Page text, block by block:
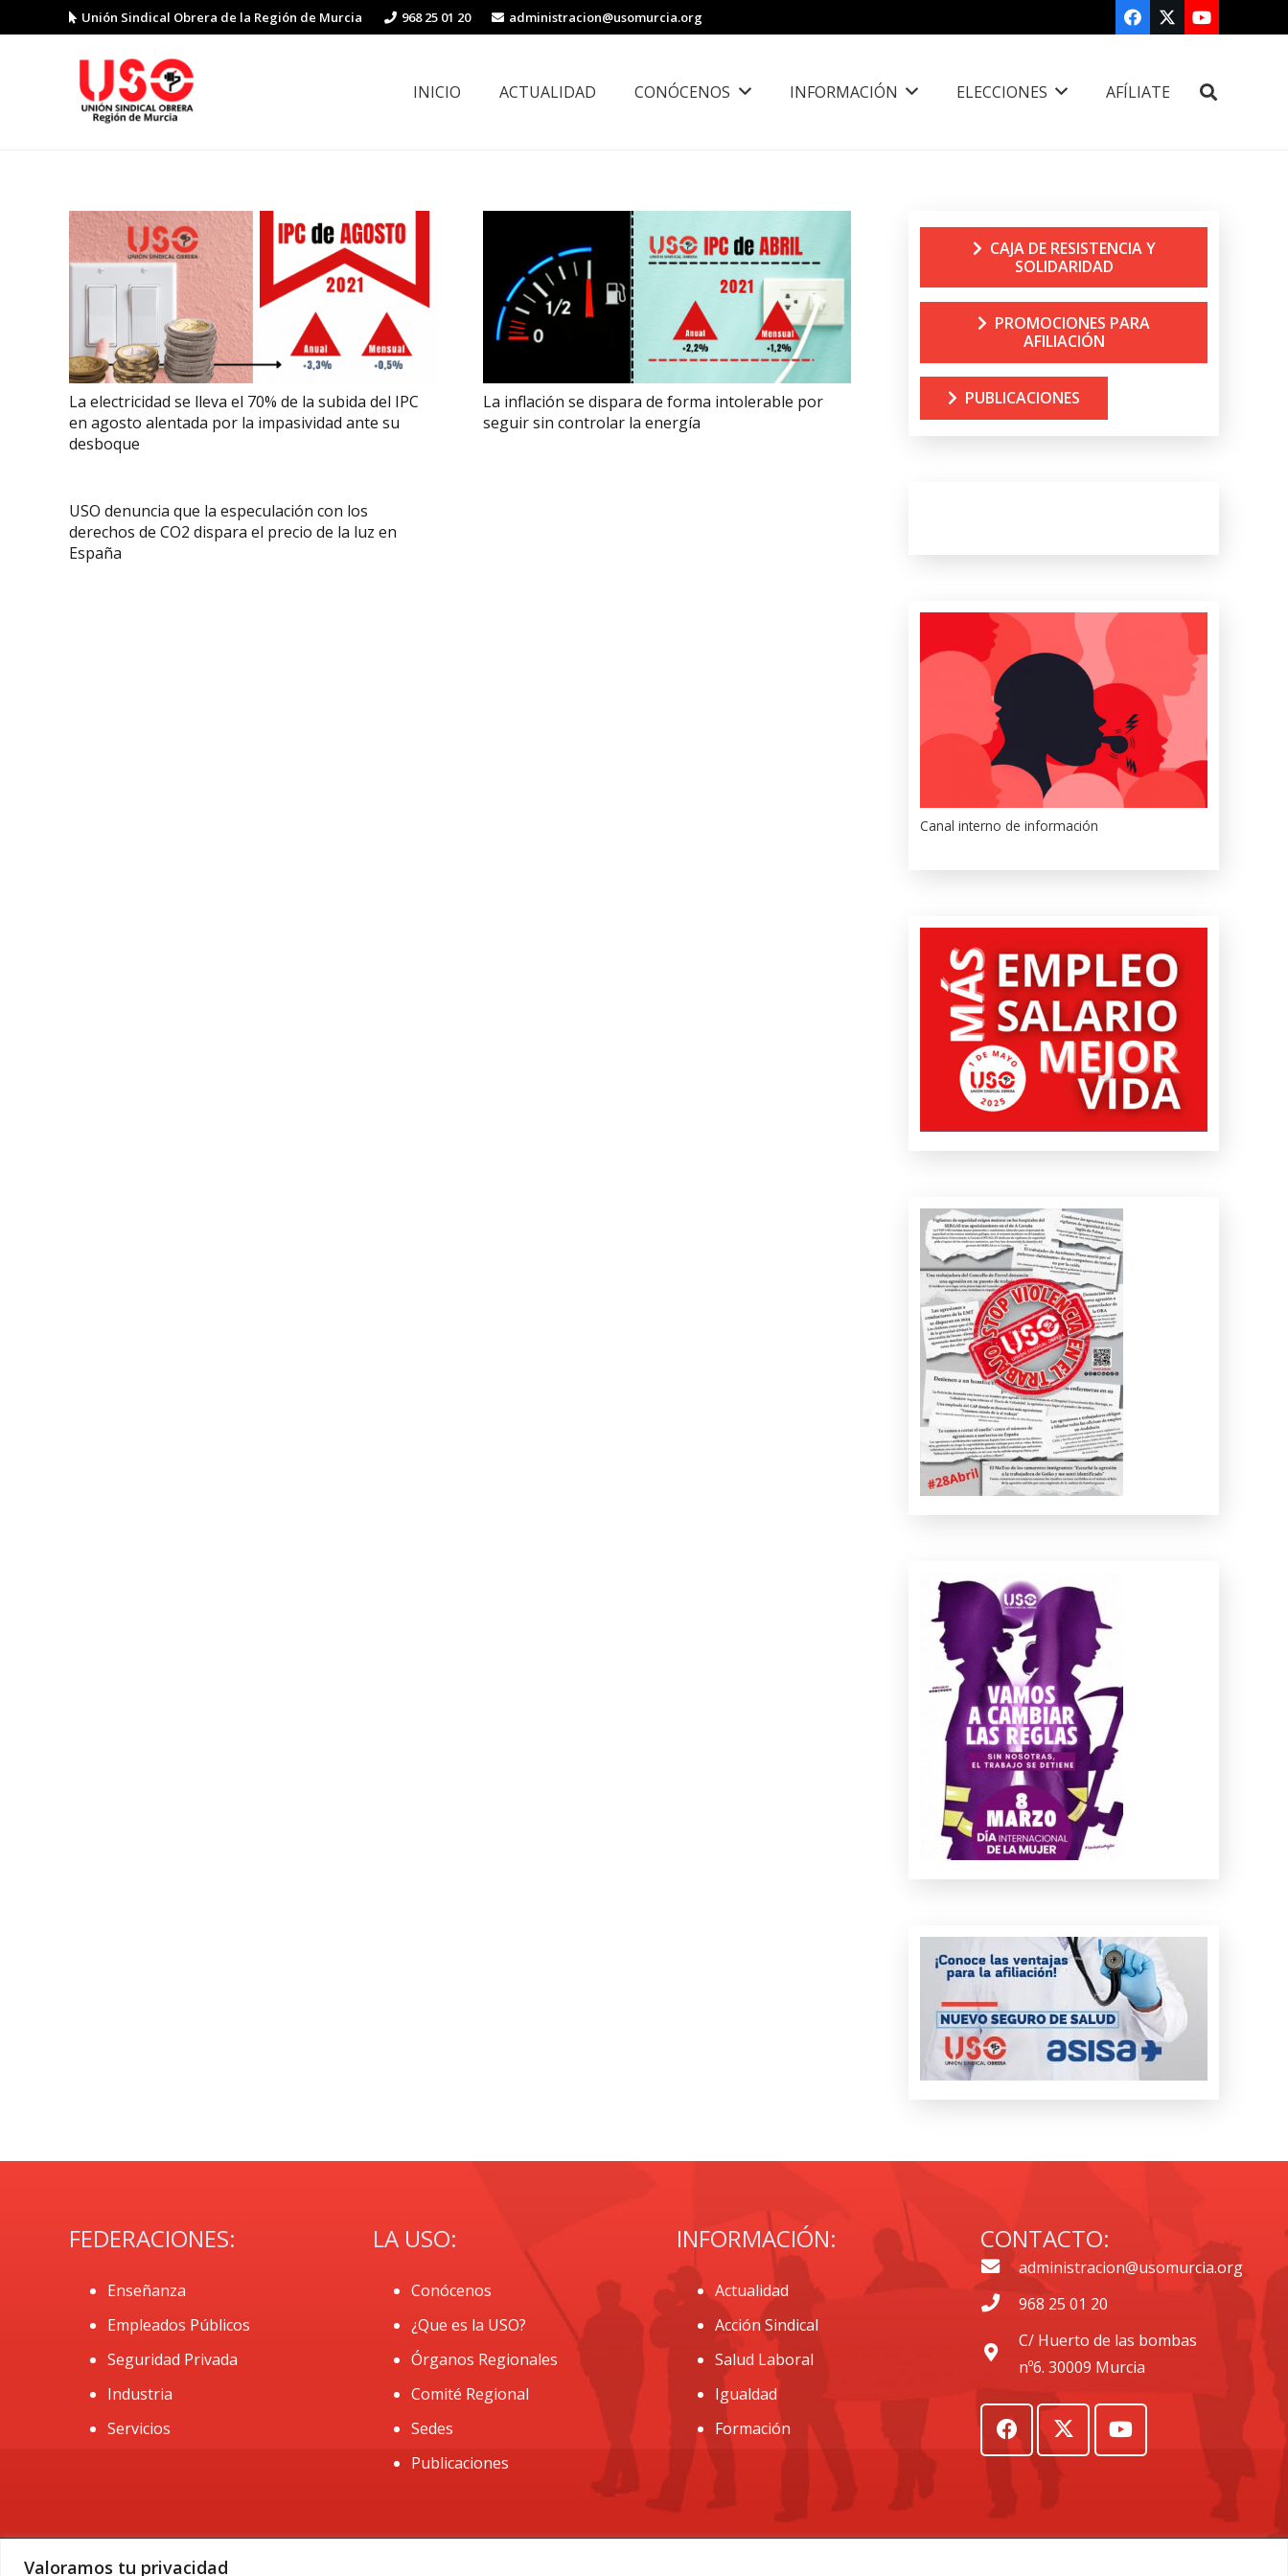
Valoramos tu privacidad
Unión Sindical Obrera de la Región de Murcia 968 25 01 20 administracion@usomurcia.org
INICIO ACTUALIDAD CONÓCENOS INFORMACIÓN ELECCIONES AFÍLIATE
La electricidad se lleva el 70% de la subida del IPC
en agosto alentada por la impasividad ante su
desboque
La inflación se dispara de forma intolerable por
seguir sin controlar la energía
USO denuncia que la especulación con los
derechos de CO2 dispara el precio de la luz en
España
CAJA DE RESISTENCIA Y
SOLIDARIDAD
PROMOCIONES PARA
AFILIACIÓN
PUBLICACIONES
Canal interno de información
FEDERACIONES:
Enseñanza
Empleados Públicos
Seguridad Privada
Industria
Servicios
LA USO:
Conócenos
¿Que es la USO?
Órganos Regionales
Comité Regional
Sedes
Publicaciones
INFORMACIÓN:
Actualidad
Acción Sindical
Salud Laboral
Igualdad
Formación
CONTACTO:
administracion@usomurcia.org
968 25 01 20
C/ Huerto de las bombas
nº6. 30009 Murcia